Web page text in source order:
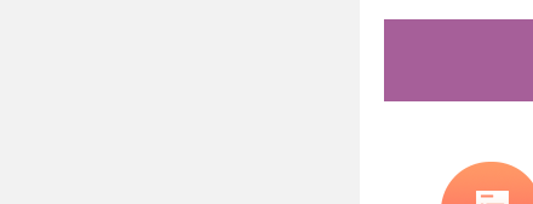
生必须
硕博连